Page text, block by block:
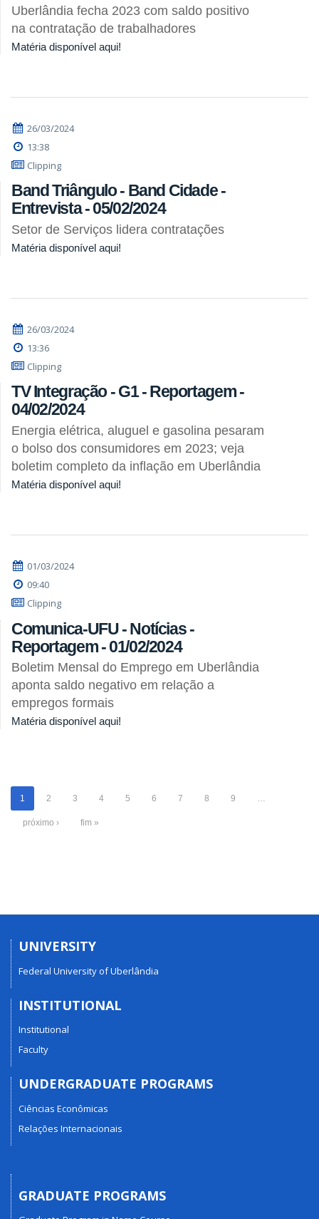
Uberlândia fecha 2023 com saldo positivo
na contratação de trabalhadores
Matéria disponível aqui!
26/03/2024
13:38
Clipping
Band Triângulo - Band Cidade -
Entrevista - 05/02/2024
Setor de Serviços lidera contratações
Matéria disponível aqui!
26/03/2024
13:36
Clipping
TV Integração - G1 - Reportagem -
04/02/2024
Energia elétrica, aluguel e gasolina pesaram
o bolso dos consumidores em 2023; veja
boletim completo da inflação em Uberlândia
Matéria disponível aqui!
01/03/2024
09:40
Clipping
Comunica-UFU - Notícias -
Reportagem - 01/02/2024
Boletim Mensal do Emprego em Uberlândia
aponta saldo negativo em relação a
empregos formais
Matéria disponível aqui!
1 2 3 4 5 6 7 8 9 …
próximo › fim »
UNIVERSITY
Federal University of Uberlândia
INSTITUTIONAL
Institutional
Faculty
UNDERGRADUATE PROGRAMS
Ciências Econômicas
Relações Internacionais
GRADUATE PROGRAMS